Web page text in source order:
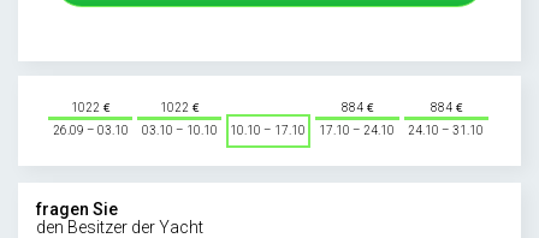
1022
26.09 – 03.10
1022
03.10 – 10.10
10.10 – 17.10
884
17.10 – 24.10
884
24.10 – 31.10
fragen Sie
den Besitzer der Yacht